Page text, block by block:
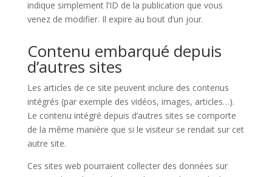
indique simplement l’ID de la publication que vous
venez de modifier. Il expire au bout d’un jour.
Contenu embarqué depuis
d’autres sites
Les articles de ce site peuvent inclure des contenus
intégrés (par exemple des vidéos, images, articles…).
Le contenu intégré depuis d’autres sites se comporte
de la même manière que si le visiteur se rendait sur cet
autre site.
Ces sites web pourraient collecter des données sur